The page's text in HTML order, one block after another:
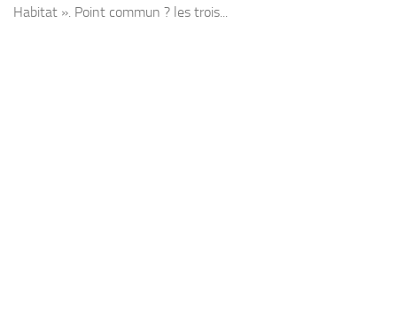
Habitat ». Point commun ? les trois...